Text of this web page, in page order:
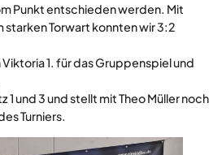
Punkt entschieden werden. Mit
starken Torwart konnten wir 3:2
1. für das Gruppenspiel und
und 3 und stellt mit Theo Müller noch
Turniers.